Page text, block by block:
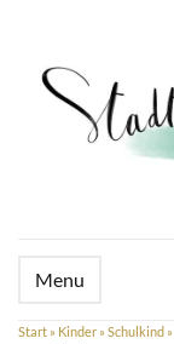
Menu
Start » Kinder » Schulkind »